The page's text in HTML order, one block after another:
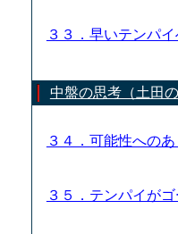
３３．早いテンパ
中盤の思考（土田の
３４．可能性への
３５．テンパイが